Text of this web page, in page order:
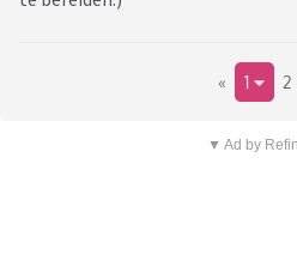
« 1 2
▼ Ad by